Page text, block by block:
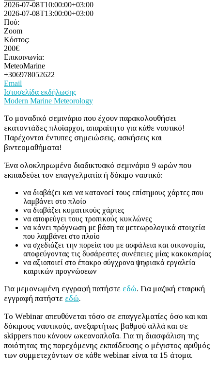
2026-07-08T10:00:00+03:00
2026-07-08T13:00:00+03:00
Πού:
Zoom
Κόστος:
200€
Επικοινωνία:
MeteoMarine
+306978052622
Email
Ιστοσελίδα εκδήλωσης
Modern Marine Meteorology
Το μοναδικό σεμινάριο που έχουν παρακολουθήσει
εκατοντάδες πλοίαρχοι, απαραίτητο για κάθε ναυτικό!
Παρέχονται έντυπες σημειώσεις, ασκήσεις και
βιντεομαθήματα!
Ένα ολοκληρωμένο διαδικτυακό σεμινάριο 9 ωρών που
εκπαιδεύει τον επαγγελματία ή δόκιμο ναυτικό:
να διαβάζει και να κατανοεί τους επίσημους χάρτες που
λαμβάνει στο πλοίο
να διαβάζει κυματικούς χάρτες
να αποφεύγει τους τροπικούς κυκλώνες
να κάνει πρόγνωση με βάση τα μετεωρολογικά στοιχεία
που λαμβάνει στο πλοίο
να σχεδιάζει την πορεία του με ασφάλεια και οικονομία,
αποφεύγοντας τις δυσάρεστες συνέπειες μίας κακοκαιρίας
να αξιοποιεί στο έπακρο σύγχρονα ψηφιακά εργαλεία
καιρικών προγνώσεων
Για μεμονωμένη εγγραφή πατήστε εδώ. Για μαζική εταιρική
εγγραφή πατήστε εδώ.
Το Webinar απευθύνεται τόσο σε επαγγελματίες όσο και και
δόκιμους ναυτικούς, ανεξαρτήτως βαθμού αλλά και σε
skippers που κάνουν ωκεανοπλοΐα. Για τη διασφάλιση της
ποιότητας της παρεχόμενης εκπαίδευσης ο μέγιστος αριθμός
των συμμετεχόντων σε κάθε webinar είναι τα 15 άτομα.